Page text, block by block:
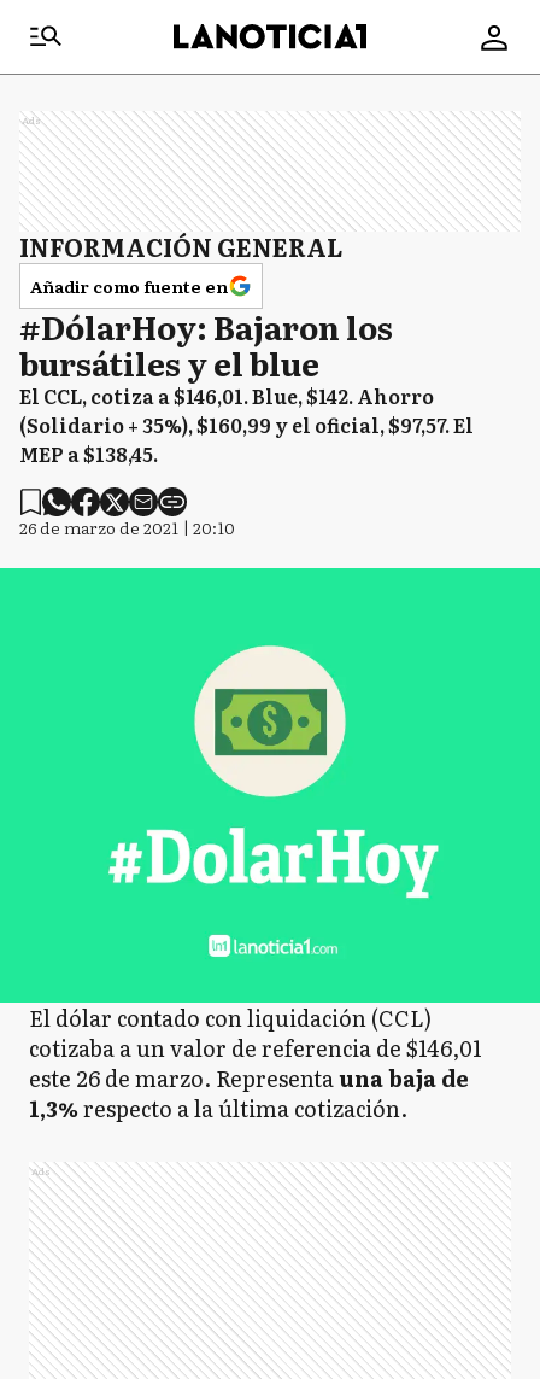
Ads
INFORMACIÓN GENERAL
Añadir como fuente en
#DólarHoy: Bajaron los
bursátiles y el blue
El CCL, cotiza a $146,01. Blue, $142. Ahorro
(Solidario + 35%), $160,99 y el oficial, $97,57. El
MEP a $138,45.
26 de marzo de 2021 | 20:10
El dólar contado con liquidación (CCL)
cotizaba a un valor de referencia de $146,01
este 26 de marzo. Representauna baja de
1,3%respecto ala última cotización.
Ads